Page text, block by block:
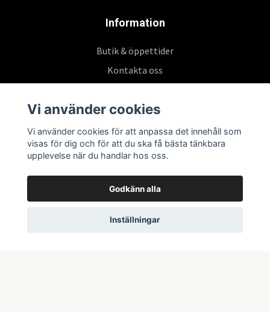
Information
Butik & öppettider
Kontakta oss
Prenumerera på vårt nyhetsbrev
Vi använder cookies
Vi använder cookies för att anpassa det innehåll som
visas för dig och för att du ska få bästa tänkbara
upplevelse när du handlar hos oss.
Godkänn alla
Inställningar